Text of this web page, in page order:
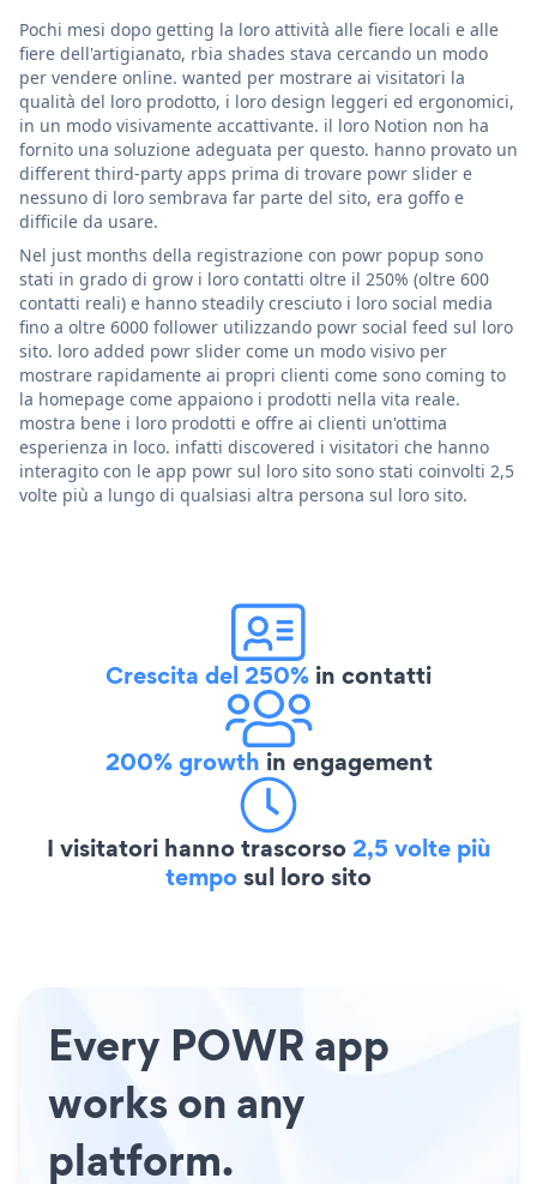
Pochi mesi dopo getting la loro attività alle fiere locali e alle
fiere dell'artigianato, rbia shades stava cercando un modo
per vendere online. wanted per mostrare ai visitatori la
qualità del loro prodotto, i loro design leggeri ed ergonomici,
in un modo visivamente accattivante. il loro Notion non ha
fornito una soluzione adeguata per questo. hanno provato un
different third-party apps prima di trovare powr slider e
nessuno di loro sembrava far parte del sito, era goffo e
difficile da usare.
Nel just months della registrazione con powr popup sono
stati in grado di grow i loro contatti oltre il 250% (oltre 600
contatti reali) e hanno steadily cresciuto i loro social media
fino a oltre 6000 follower utilizzando powr social feed sul loro
sito. loro added powr slider come un modo visivo per
mostrare rapidamente ai propri clienti come sono coming to
la homepage come appaiono i prodotti nella vita reale.
mostra bene i loro prodotti e offre ai clienti un'ottima
esperienza in loco. infatti discovered i visitatori che hanno
interagito con le app powr sul loro sito sono stati coinvolti 2,5
volte più a lungo di qualsiasi altra persona sul loro sito.
Crescita del 250% in contatti
200% growth in engagement
I visitatori hanno trascorso2,5 volte più
temposul loro sito
Every POWR app
works on any
platform.